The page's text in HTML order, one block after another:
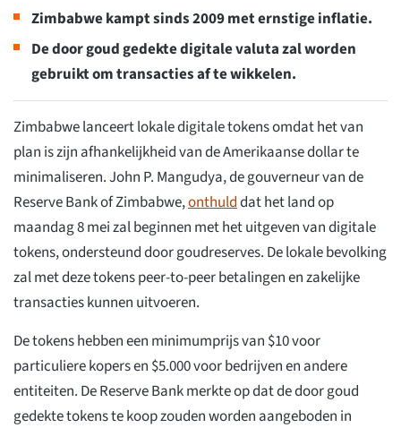
Zimbabwe kampt sinds 2009 met ernstige inflatie.
De door goud gedekte digitale valuta zal worden
gebruikt om transacties af te wikkelen.
Zimbabwe lanceert lokale digitale tokens omdat het van
plan is zijn afhankelijkheid van de Amerikaanse dollar te
minimaliseren. John P. Mangudya, de gouverneur van de
Reserve Bank of Zimbabwe,onthulddat het land op
maandag 8 mei zal beginnen met het uitgeven van digitale
tokens, ondersteund door goudreserves. De lokale bevolking
zal met deze tokens peer-to-peer betalingen en zakelijke
transacties kunnen uitvoeren.
De tokens hebben een minimumprijs van $10 voor
particuliere kopers en $5.000 voor bedrijven en andere
entiteiten. De Reserve Bank merkte op dat de door goud
gedekte tokens te koop zouden worden aangeboden in